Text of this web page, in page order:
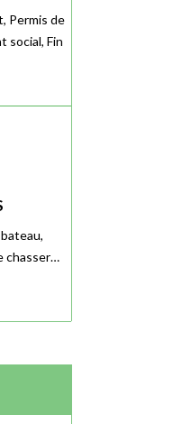
Permis de
social,Fin
chasser…